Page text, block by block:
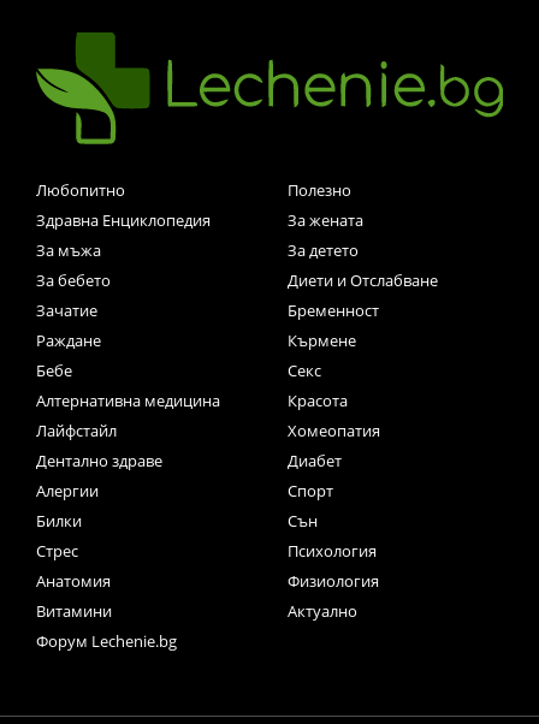
Любопитно
Полезно
Здравна Енциклопедия
За жената
За мъжа
За детето
За бебето
Диети и Отслабване
Зачатие
Бременност
Раждане
Кърмене
Бебе
Секс
Алтернативна медицина
Красота
Лайфстайл
Хомеопатия
Дентално здраве
Диабет
Алергии
Спорт
Билки
Сън
Стрес
Психология
Анатомия
Физиология
Витамини
Актуално
Форум Lechenie.bg